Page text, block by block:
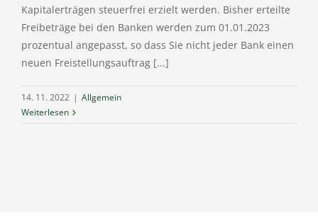
Kapitalerträgen steuerfrei erzielt werden. Bisher erteilte
Freibeträge bei den Banken werden zum 01.01.2023
prozentual angepasst, so dass Sie nicht jeder Bank einen
neuen Freistellungsauftrag [...]
14. 11. 2022 | Allgemein
Weiterlesen